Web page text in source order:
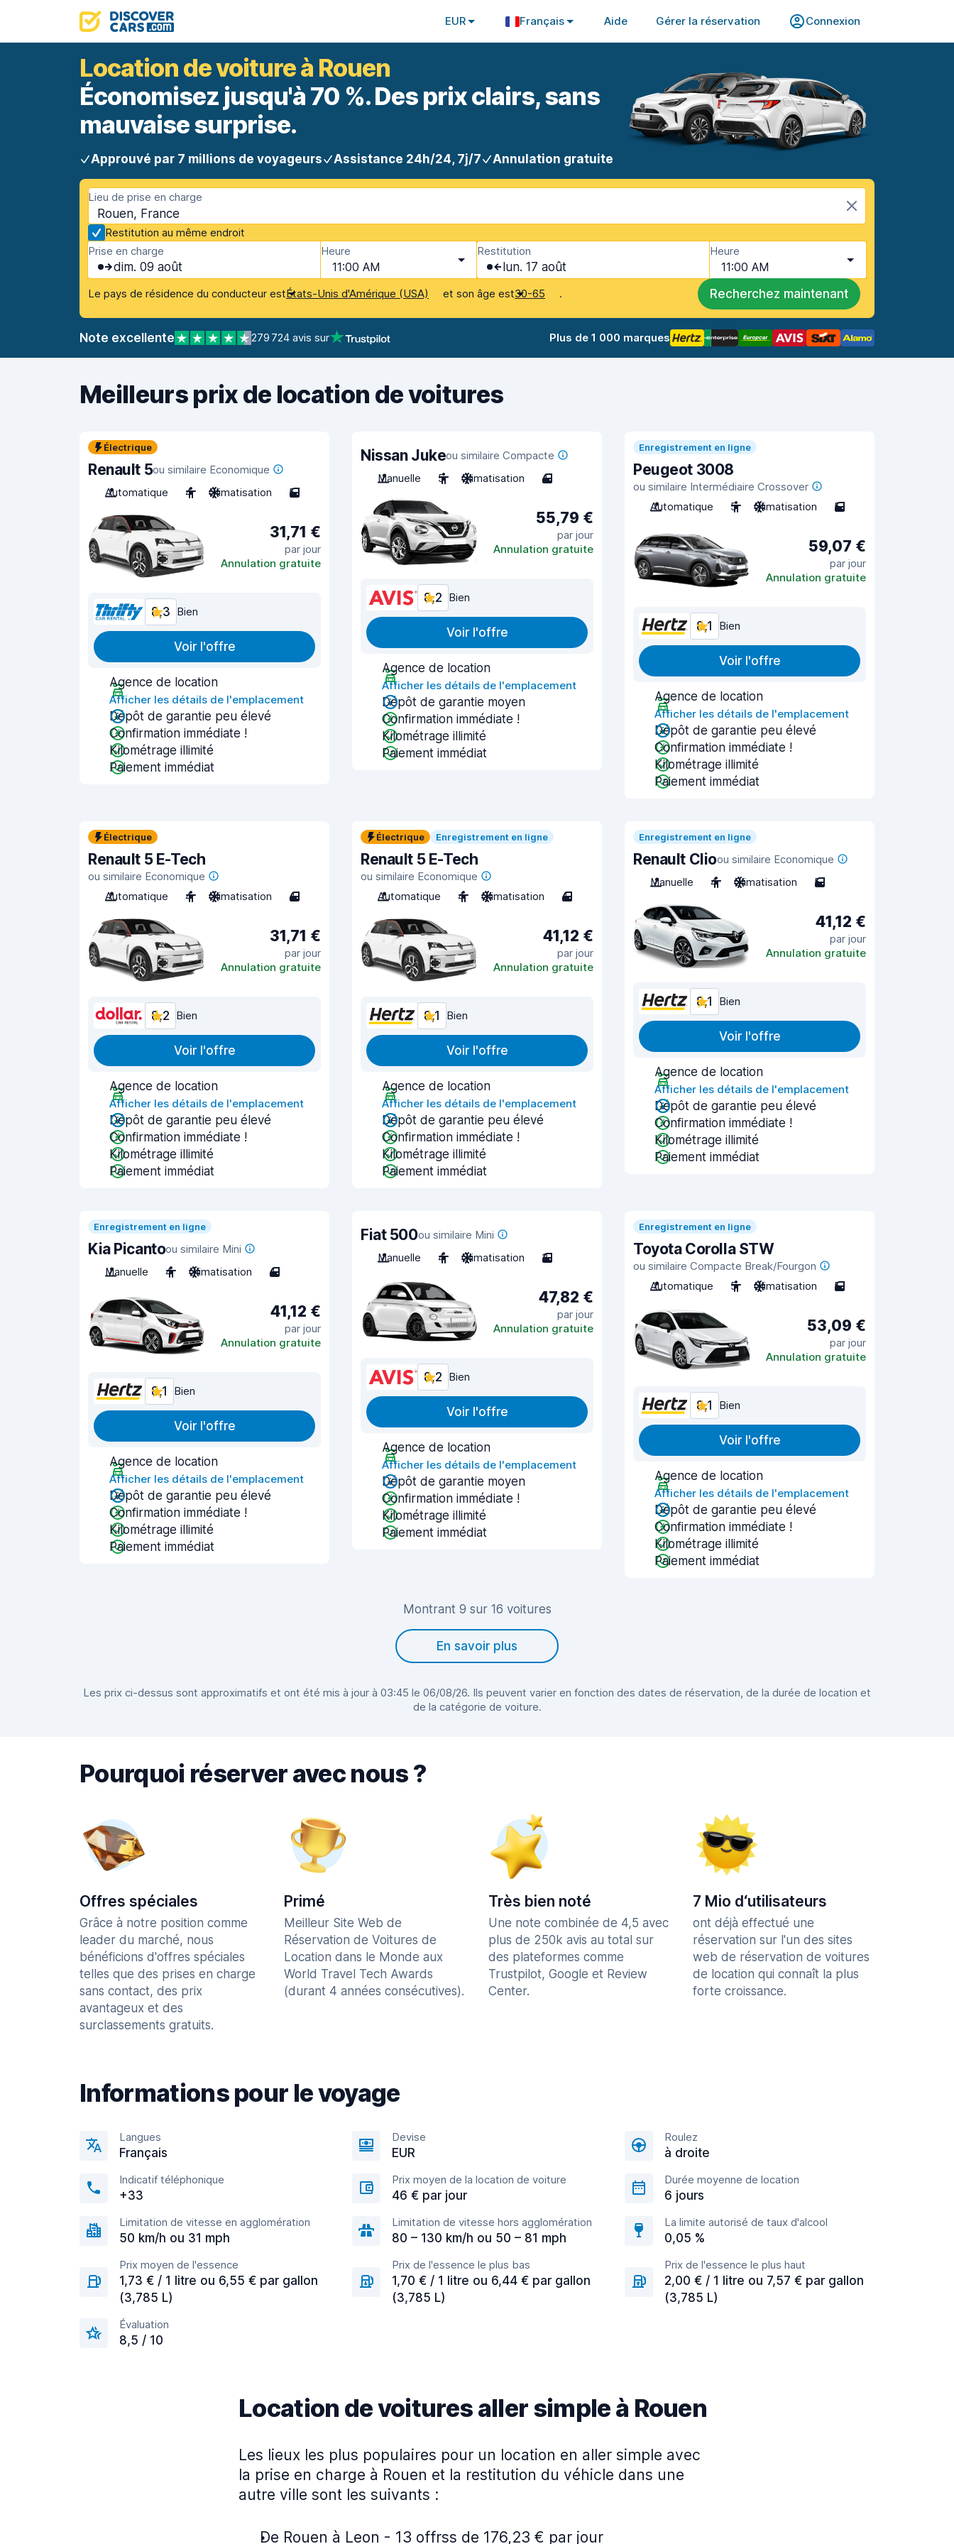
EUR Français Aide Gérer la réservation Connexion
Location de voiture à Rouen
Économisez jusqu'à 70 %. Des prix clairs, sans
mauvaise surprise.
Approuvé par 7 millions de voyageurs Assistance 24h/24, 7j/7 Annulation gratuite
Lieu de prise en charge
Rouen, France
Restitution au même endroit
Prise en charge
dim. 09 août
Heure
11:00 AM
Restitution
lun. 17 août
Heure
11:00 AM
Le pays de résidence du conducteur estÉtats-Unis d'Amérique (USA) et son âge est30-65 . Recherchez maintenant
Note excellente 279 724 avis sur Plus de 1 000 marques
Meilleurs prix de location de voitures
Électrique
Renault 5ou similaire Economique
Automatique
4 Climatisation 5
31,71 €
par jour
Annulation gratuite
8,3 Bien
Voir l'offre
Agence de location
Afficher les détails de l'emplacement
Dépôt de garantie peu élevé
Confirmation immédiate !
Kilométrage illimité
Paiement immédiat
Nissan Jukeou similaire Compacte
Manuelle
5 Climatisation 4
55,79 €
par jour
Annulation gratuite
8,2 Bien
Voir l'offre
Agence de location
Afficher les détails de l'emplacement
Dépôt de garantie moyen
Confirmation immédiate !
Kilométrage illimité
Paiement immédiat
Enregistrement en ligne
Peugeot 3008
ou similaire Intermédiaire Crossover
Automatique
5 Climatisation 5
59,07 €
par jour
Annulation gratuite
8,1 Bien
Voir l'offre
Agence de location
Afficher les détails de l'emplacement
Dépôt de garantie peu élevé
Confirmation immédiate !
Kilométrage illimité
Paiement immédiat
Électrique
Renault 5 E-Tech
ou similaire Economique
Automatique
4 Climatisation 4
31,71 €
par jour
Annulation gratuite
8,2 Bien
Voir l'offre
Agence de location
Afficher les détails de l'emplacement
Dépôt de garantie peu élevé
Confirmation immédiate !
Kilométrage illimité
Paiement immédiat
Électrique Enregistrement en ligne
Renault 5 E-Tech
ou similaire Economique
Automatique
4 Climatisation 4
41,12 €
par jour
Annulation gratuite
8,1 Bien
Voir l'offre
Agence de location
Afficher les détails de l'emplacement
Dépôt de garantie peu élevé
Confirmation immédiate !
Kilométrage illimité
Paiement immédiat
Enregistrement en ligne
Renault Clioou similaire Economique
Manuelle
4 Climatisation 5
41,12 €
par jour
Annulation gratuite
8,1 Bien
Voir l'offre
Agence de location
Afficher les détails de l'emplacement
Dépôt de garantie peu élevé
Confirmation immédiate !
Kilométrage illimité
Paiement immédiat
Enregistrement en ligne
Kia Picantoou similaire Mini
Manuelle
4 Climatisation 4
41,12 €
par jour
Annulation gratuite
8,1 Bien
Voir l'offre
Agence de location
Afficher les détails de l'emplacement
Dépôt de garantie peu élevé
Confirmation immédiate !
Kilométrage illimité
Paiement immédiat
Fiat 500ou similaire Mini
Manuelle
4 Climatisation 3
47,82 €
par jour
Annulation gratuite
8,2 Bien
Voir l'offre
Agence de location
Afficher les détails de l'emplacement
Dépôt de garantie moyen
Confirmation immédiate !
Kilométrage illimité
Paiement immédiat
Enregistrement en ligne
Toyota Corolla STW
ou similaire Compacte Break/Fourgon
Automatique
5 Climatisation 5
53,09 €
par jour
Annulation gratuite
8,1 Bien
Voir l'offre
Agence de location
Afficher les détails de l'emplacement
Dépôt de garantie peu élevé
Confirmation immédiate !
Kilométrage illimité
Paiement immédiat
Montrant 9 sur 16 voitures
En savoir plus
Les prix ci-dessus sont approximatifs et ont été mis à jour à 03:45 le 06/08/26. Ils peuvent varier en fonction des dates de réservation, de la durée de location et
de la catégorie de voiture.
Pourquoi réserver avec nous ?
Offres spéciales
Grâce à notre position comme
leader du marché, nous
bénéficions d'offres spéciales
telles que des prises en charge
sans contact, des prix
avantageux et des
surclassements gratuits.
Primé
Meilleur Site Web de
Réservation de Voitures de
Location dans le Monde aux
World Travel Tech Awards
(durant 4 années consécutives).
Très bien noté
Une note combinée de 4,5 avec
plus de 250k avis au total sur
des plateformes comme
Trustpilot, Google et Review
Center.
7 Mio d‘utilisateurs
ont déjà effectué une
réservation sur l'un des sites
web de réservation de voitures
de location qui connaît la plus
forte croissance.
Informations pour le voyage
Langues
Français
Devise
EUR
Roulez
à droite
Indicatif téléphonique
+33
Prix moyen de la location de voiture
46 € par jour
Durée moyenne de location
6 jours
Limitation de vitesse en agglomération
50 km/h ou 31 mph
Limitation de vitesse hors agglomération
80 – 130 km/h ou 50 – 81 mph
La limite autorisé de taux d'alcool
0,05 %
Prix moyen de l'essence
1,73 € / 1 litre ou 6,55 € par gallon
(3,785 L)
Prix de l'essence le plus bas
1,70 € / 1 litre ou 6,44 € par gallon
(3,785 L)
Prix de l'essence le plus haut
2,00 € / 1 litre ou 7,57 € par gallon
(3,785 L)
Évaluation
8,5 / 10
Location de voitures aller simple à Rouen
Les lieux les plus populaires pour un location en aller simple avec
la prise en charge à Rouen et la restitution du véhicle dans une
autre ville sont les suivants :
De Rouen à Leon - 13 offrss de 176,23 € par jour